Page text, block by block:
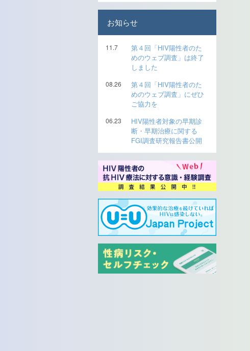
お知らせ
11.7
第４回「HIV陽性者のた
めのウェブ調査」は終了
しました
08.26
第４回「HIV陽性者のた
めのウェブ調査」にぜひ
ご協力を
06.23
HIV陽性者対象の早期診
断・早期治療に関する
FGI調査研究報告書公開